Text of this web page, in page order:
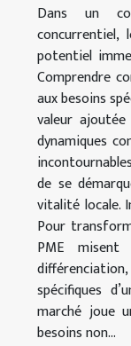
Dans un
concurrentiel,
potentiel
Comprendre
aux besoins
valeur
dynamiques
de se
vitalité locale.
Pour
PME
spécifiques
marché joue
besoins non...